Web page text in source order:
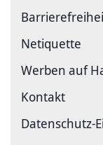
Netiquette
Werben auf
Kontakt
Datenschutz-